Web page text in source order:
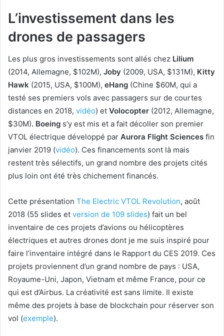
L’investissement dans les
drones de passagers
Les plus gros investissements sont allés chez Lilium
(2014, Allemagne, $102M), Joby (2009, USA, $131M), Kitty
Hawk (2015, USA, $100M), eHang (Chine $60M, qui a
testé ses premiers vols avec passagers sur de courtes
distances en 2018, vidéo) et Volocopter (2012, Allemagne,
$30M). Boeing s’y est mis et a fait décoller son premier
VTOL électrique développé par Aurora Flight Sciences fin
janvier 2019 (vidéo). Ces financements sont là mais
restent très sélectifs, un grand nombre des projets cités
plus loin ont été très chichement financés.
Cette présentation The Electric VTOL Revolution, août
2018 (55 slides et version de 109 slides) fait un bel
inventaire de ces projets d’avions ou hélicoptères
électriques et autres drones dont je me suis inspiré pour
faire l’inventaire intégré dans le Rapport du CES 2019. Ces
projets proviennent d’un grand nombre de pays : USA,
Royaume-Uni, Japon, Vietnam et même France, pour ce
qui est d’Airbus. La créativité est sans limite. Il existe
même des projets à base de blockchain pour réserver son
vol (exemple).